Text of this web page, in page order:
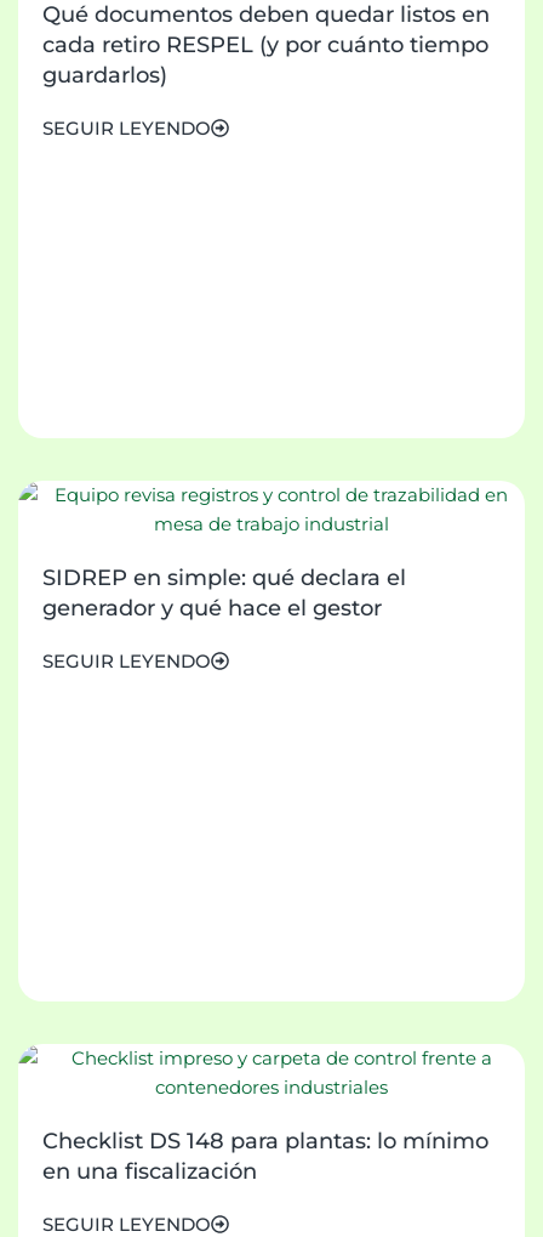
Qué documentos deben quedar listos en
cada retiro RESPEL (y por cuánto tiempo
guardarlos)
SEGUIR LEYENDO
SIDREP en simple: qué declara el
generador y qué hace el gestor
SEGUIR LEYENDO
Checklist DS 148 para plantas: lo mínimo
en una fiscalización
SEGUIR LEYENDO